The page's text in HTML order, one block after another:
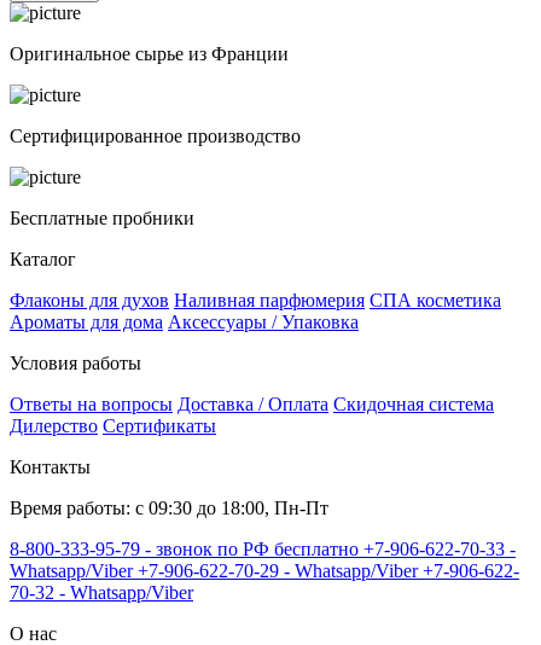
Оригинальное сырье из Франции
Сертифицированное производство
Бесплатные пробники
Каталог
Флаконы для духов Наливная парфюмерия СПА косметика
Ароматы для дома Аксессуары / Упаковка
Условия работы
Ответы на вопросы Доставка / Оплата Скидочная система
Дилерство Сертификаты
Контакты
Время работы: с 09:30 до 18:00, Пн-Пт
8-800-333-95-79 - звонок по РФ бесплатно +7-906-622-70-33 -
Whatsapp/Viber+7-906-622-70-29 - Whatsapp/Viber+7-906-622-
70-32 - Whatsapp/Viber
О нас